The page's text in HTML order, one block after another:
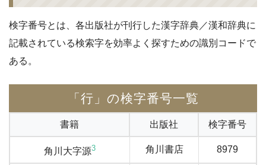
検字番号とは、各出版社が刊行した漢字辞典／漢和辞典に
記載されている検索字を効率よく探すための識別コードで
ある。
「行」の検字番号一覧
書籍 出版社 検字番号
角川大字源3 角川書店 8979